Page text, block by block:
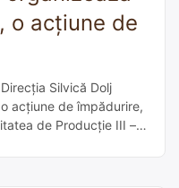
o acțiune de
Silvică Dolj
acțiune de împădurire,
de Producție III –